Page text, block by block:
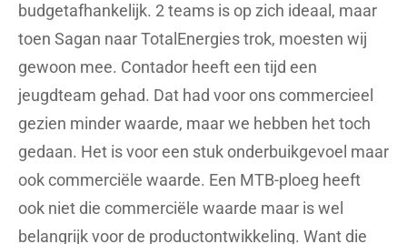
budgetafhankelijk. 2 teams is op zich ideaal, maar
toen Sagan naar TotalEnergies trok, moesten wij
gewoon mee. Contador heeft een tijd een
jeugdteam gehad. Dat had voor ons commercieel
gezien minder waarde, maar we hebben het toch
gedaan. Het is voor een stuk onderbuikgevoel maar
ook commerciële waarde. Een MTB-ploeg heeft
ook niet die commerciële waarde maar is wel
belangrijk voor de productontwikkeling. Want die